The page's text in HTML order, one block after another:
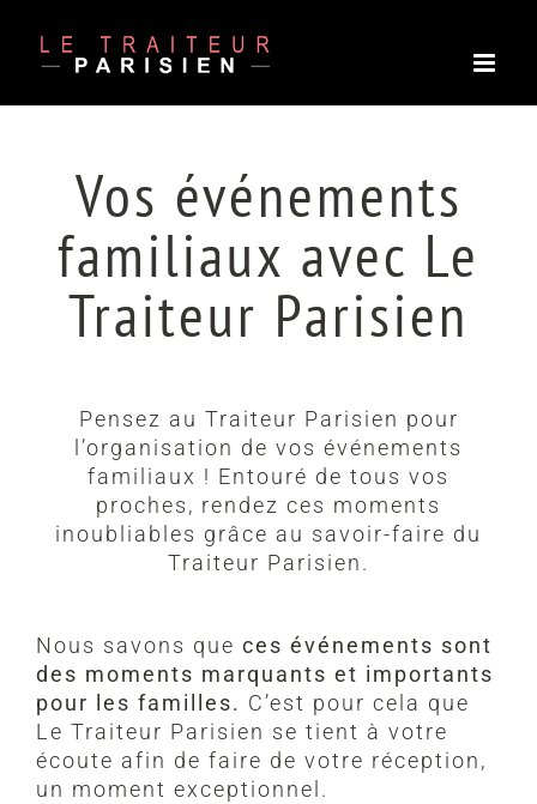
contenu
Vos événements
familiaux avec Le
Traiteur Parisien
Pensez au Traiteur Parisien pour
l’organisation de vos événements
familiaux ! Entouré de tous vos
proches, rendez ces moments
inoubliables grâce au savoir-faire du
Traiteur Parisien.
Nous savons que ces événements sont
des moments marquants et importants
pour les familles. C’est pour cela que
Le Traiteur Parisien se tient à votre
écoute afin de faire de votre réception,
un moment exceptionnel.